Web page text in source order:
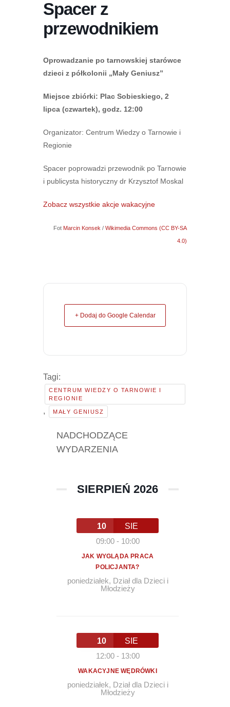
Spacer z
przewodnikiem
Oprowadzanie po tarnowskiej starówce
dzieci z półkolonii „Mały Geniusz”
Miejsce zbiórki: Plac Sobieskiego, 2
lipca (czwartek), godz. 12:00
Organizator: Centrum Wiedzy o Tarnowie i
Regionie
Spacer poprowadzi przewodnik po Tarnowie
i publicysta historyczny dr Krzysztof Moskal
Zobacz wszystkie akcje wakacyjne
Fot Marcin Konsek / Wikimedia Commons (CC BY-SA
4.0)
+ Dodaj do Google Calendar
Tagi:
CENTRUM WIEDZY O TARNOWIE I
REGIONIE
, MAŁY GENIUSZ
NADCHODZĄCE
WYDARZENIA
SIERPIEŃ 2026
10
SIE
09:00- 10:00
JAK WYGLĄDA PRACA
POLICJANTA?
poniedziałek, Dział dla Dzieci i
Młodzieży
10
SIE
12:00- 13:00
WAKACYJNE WĘDRÓWKI
poniedziałek, Dział dla Dzieci i
Młodzieży